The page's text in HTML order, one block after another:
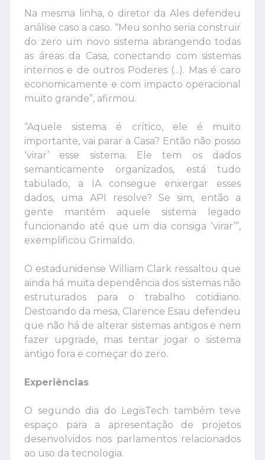
Na mesma linha, o diretor da Ales defendeu
análise caso a caso. “Meu sonho seria construir
do zero um novo sistema abrangendo todas
as áreas da Casa, conectando com sistemas
internos e de outros Poderes (...). Mas é caro
economicamente e com impacto operacional
muito grande”, afirmou.
“Aquele sistema é crítico, ele é muito
importante, vai parar a Casa? Então não posso
‘virar’ esse sistema. Ele tem os dados
semanticamente organizados, está tudo
tabulado, a IA consegue enxergar esses
dados, uma API resolve? Se sim, então a
gente mantém aquele sistema legado
funcionando até que um dia consiga ‘virar’”,
exemplificou Grimaldo.
O estadunidense William Clark ressaltou que
ainda há muita dependência dos sistemas não
estruturados para o trabalho cotidiano.
Destoando da mesa, Clarence Esau defendeu
que não há de alterar sistemas antigos e nem
fazer upgrade, mas tentar jogar o sistema
antigo fora e começar do zero.
Experiências
O segundo dia do LegisTech também teve
espaço para a apresentação de projetos
desenvolvidos nos parlamentos relacionados
ao uso da tecnologia.